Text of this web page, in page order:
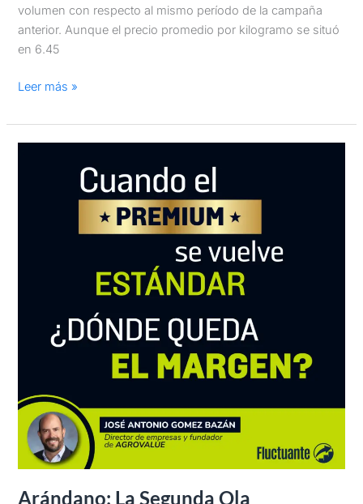
volumen con respecto al mismo período de la campaña
anterior. Aunque el precio promedio por kilogramo se situó
en 6.45
Leer más »
Arándano: La Segunda Ola